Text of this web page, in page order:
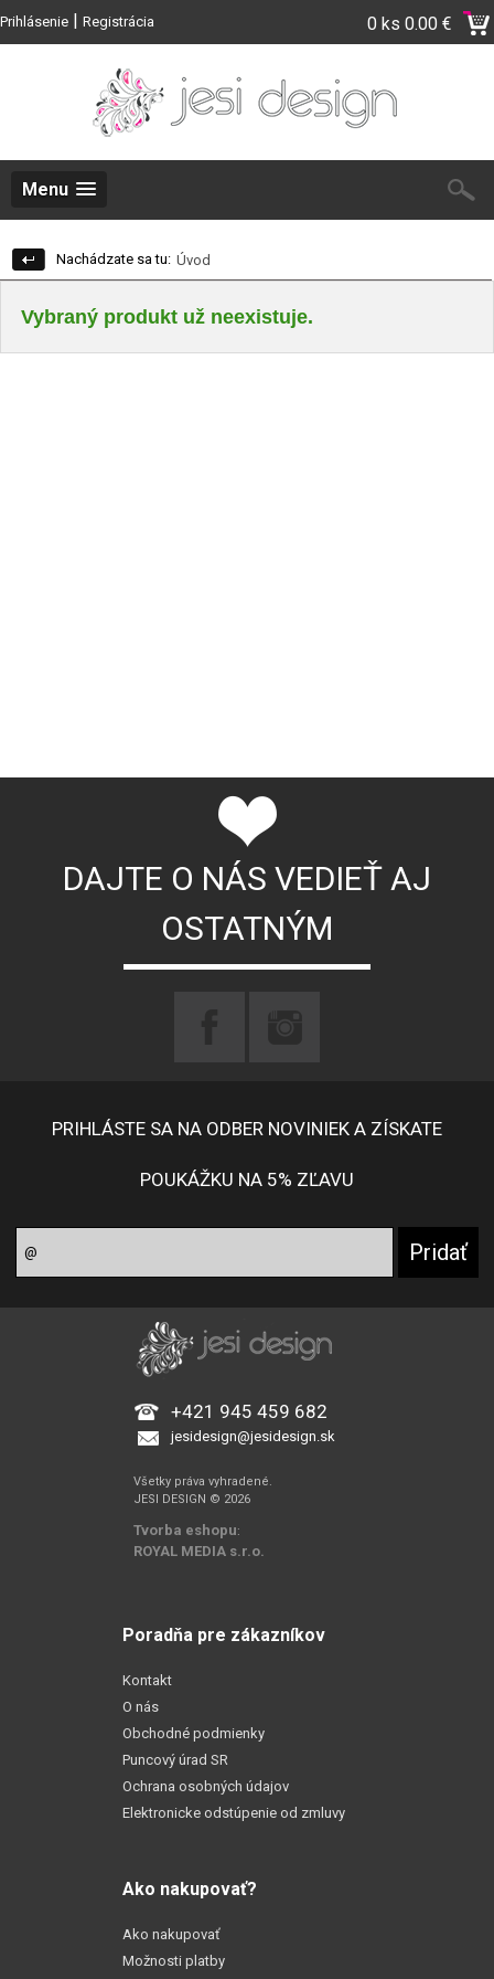
Prihlásenie | Registrácia 0 ks 0.00 €
Menu
Nachádzate sa tu: Úvod
Vybraný produkt už neexistuje.
DAJTE O NÁS VEDIEŤ AJ
OSTATNÝM
PRIHLÁSTE SA NA ODBER NOVINIEK A ZÍSKATE
POUKÁŽKU NA 5% ZĽAVU
+421 945 459 682
jesidesign@jesidesign.sk
Všetky práva vyhradené.
JESI DESIGN © 2026
Tvorba eshopu:
ROYAL MEDIA s.r.o.
Poradňa pre zákazníkov
Kontakt
O nás
Obchodné podmienky
Puncový úrad SR
Ochrana osobných údajov
Elektronicke odstúpenie od zmluvy
Ako nakupovať?
Ako nakupovať
Možnosti platby